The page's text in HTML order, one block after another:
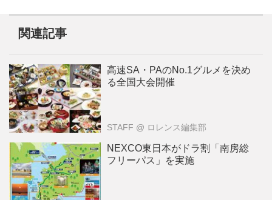
関連記事
高速SA・PAのNo.1グルメを決め
る全国大会開催
STAFF @ ロレンス編集部
NEXCO東日本がドラ割「南房総
フリーパス」を実施